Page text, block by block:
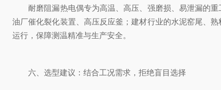
耐磨阻漏热电偶专为高温、高压、强磨损、易泄漏的重
油厂催化裂化装置、高压反应釜；建材行业的水泥窑尾、
运行，保障测温精准与生产安全。
六、选型建议：结合工况需求，拒绝盲目选择